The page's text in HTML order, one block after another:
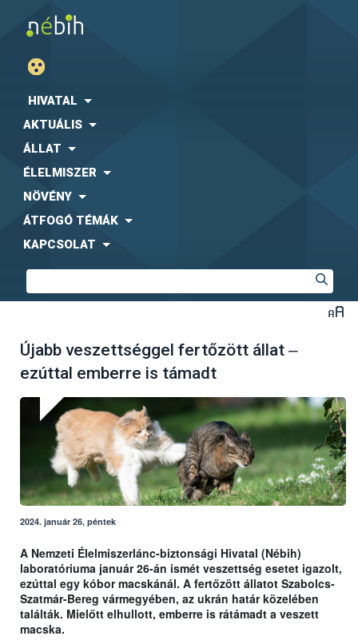
HIVATAL
AKTUÁLIS
ÁLLAT
ÉLELMISZER
NÖVÉNY
ÁTFOGÓ TÉMÁK
KAPCSOLAT
Újabb veszettséggel fertőzött állat ‒
ezúttal emberre is támadt
2024. január 26, péntek
A Nemzeti Élelmiszerlánc-biztonsági Hivatal (Nébih)
laboratóriuma január 26-án ismét veszettség esetet igazolt,
ezúttal egy kóbor macskánál. A fertőzött állatot Szabolcs-
Szatmár-Bereg vármegyében, az ukrán határ közelében
találták. Mielőtt elhullott, emberre is rátámadt a veszett
macska.